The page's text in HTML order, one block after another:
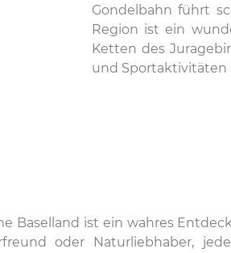
Gondelbahn führt
Region ist ein
Ketten des
und Sportaktivitäten
Baselland ist ein wahres
oder Naturliebhaber,